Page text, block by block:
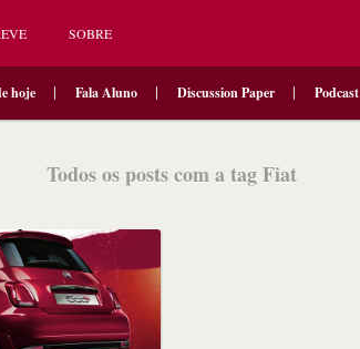
SOBRE
hoje Fala Aluno Discussion Paper Podcast
Todos os posts com a tag Fiat